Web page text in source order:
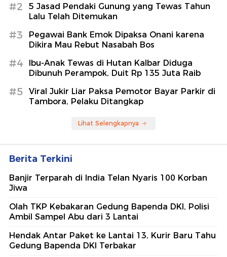
#2
5 Jasad Pendaki Gunung yang Tewas Tahun
Lalu Telah Ditemukan
#3
Pegawai Bank Emok Dipaksa Onani karena
Dikira Mau Rebut Nasabah Bos
#4
Ibu-Anak Tewas di Hutan Kalbar Diduga
Dibunuh Perampok, Duit Rp 135 Juta Raib
#5
Viral Jukir Liar Paksa Pemotor Bayar Parkir di
Tambora, Pelaku Ditangkap
Lihat Selengkapnya
Berita Terkini
Banjir Terparah di India Telan Nyaris 100 Korban
Jiwa
Olah TKP Kebakaran Gedung Bapenda DKI, Polisi
Ambil Sampel Abu dari 3 Lantai
Hendak Antar Paket ke Lantai 13, Kurir Baru Tahu
Gedung Bapenda DKI Terbakar